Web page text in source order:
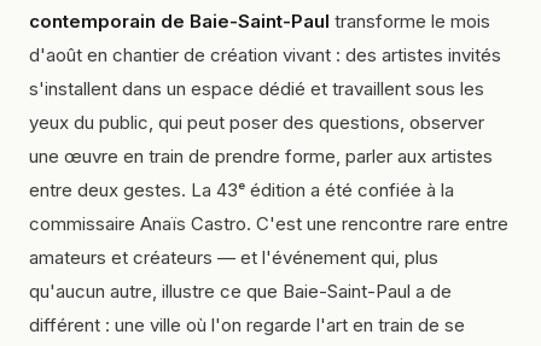
contemporain de Baie-Saint-Paul transforme le mois
d'août en chantier de création vivant : des artistes invités
s'installent dans un espace dédié et travaillent sous les
yeux du public, qui peut poser des questions, observer
une œuvre en train de prendre forme, parler aux artistes
entre deux gestes. La 43ᵉ édition a été confiée à la
commissaire Anaïs Castro. C'est une rencontre rare entre
amateurs et créateurs — et l'événement qui, plus
qu'aucun autre, illustre ce que Baie-Saint-Paul a de
différent : une ville où l'on regarde l'art en train de se